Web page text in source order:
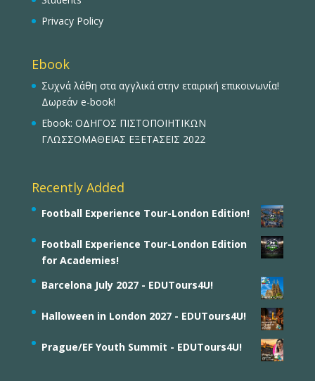
Privacy Policy
Ebook
Συχνά λάθη στα αγγλικά στην εταιρική επικοινωνία!
Δωρεάν e-book!
Ebook: ΟΔΗΓΟΣ ΠΙΣΤΟΠΟΙΗΤΙΚΩΝ
ΓΛΩΣΣΟΜΑΘΕΙΑΣ ΕΞΕΤΑΣΕΙΣ 2022
Recently Added
Football Experience Tour-London Edition!
Football Experience Tour-London Edition
for Academies!
Barcelona July 2027 - EDUTours4U!
Halloween in London 2027 - EDUTours4U!
Prague/EF Youth Summit - EDUTours4U!